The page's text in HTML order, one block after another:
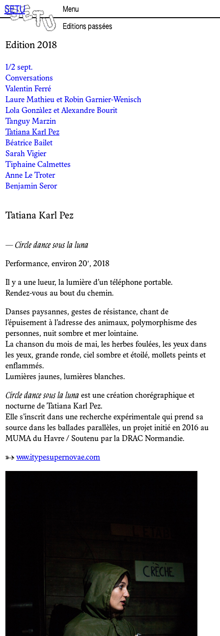
Aller
au
SETU Menu
Editions passées
Edition 2018
1/2 sept.
Conversations
Valentin Ferré
Laure Mathieu et Robin Garnier-Wenisch
Lola Gonzàlez et Alexandre Bourit
Tanguy Marzin
Tatiana Karl Pez
Béatrice Bailet
Sarah Vigier
Tiphaine Calmettes
Anne Le Troter
Benjamin Seror
Tatiana Karl Pez
— Circle dance sous la luna
Performance, environ 20′, 2018
Il y a une lueur, la lumière d’un téléphone portable.
Rendez-vous au bout du chemin.
Danses paysannes, gestes de résistance, chant de
l’épuisement à l’adresse des animaux, polymorphisme des
personnes, nuit sombre et mer lointaine.
La chanson du mois de mai, les herbes foulées, les yeux dans
les yeux, grande ronde, ciel sombre et étoilé, mollets peints et
enflammés.
Lumières jaunes, lumières blanches.
Circle dance sous la luna est une création chorégraphique et
nocturne de Tatiana Karl Pez.
Elle s’inscrit dans une recherche expérimentale qui prend sa
source dans les ballades parallèles, un projet initié en 2016 au
MUMA du Havre / Soutenu par la DRAC Normandie.
→ www.itypesupernovae.com